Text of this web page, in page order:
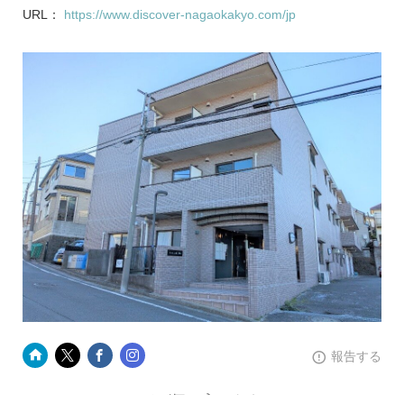
URL： https://www.discover-nagaokakyo.com/jp
報告する